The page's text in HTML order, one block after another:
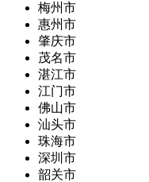
梅州市
惠州市
肇庆市
茂名市
湛江市
江门市
佛山市
汕头市
珠海市
深圳市
韶关市